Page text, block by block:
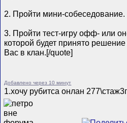
2. Пройти мини-собеседование.
3. Пройти тест-игру офф- или
которой будет принято
Вас в клан.[/quote]
Добавлено через 10 минут
1.хочу рубитса онлан